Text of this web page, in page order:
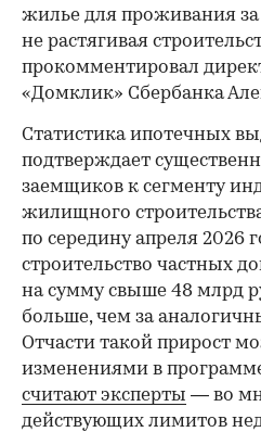
жилье для проживания
не растягивая
прокомментировал
«Домклик» Сбербанка
Статистика ипотечных
подтверждает
заемщиков к сегменту
жилищного
по середину апреля 2026
строительство частных
на сумму свыше 48 млрд
больше, чем за
Отчасти такой прирост
изменениями в
считают эксперты — во
действующих лимитов